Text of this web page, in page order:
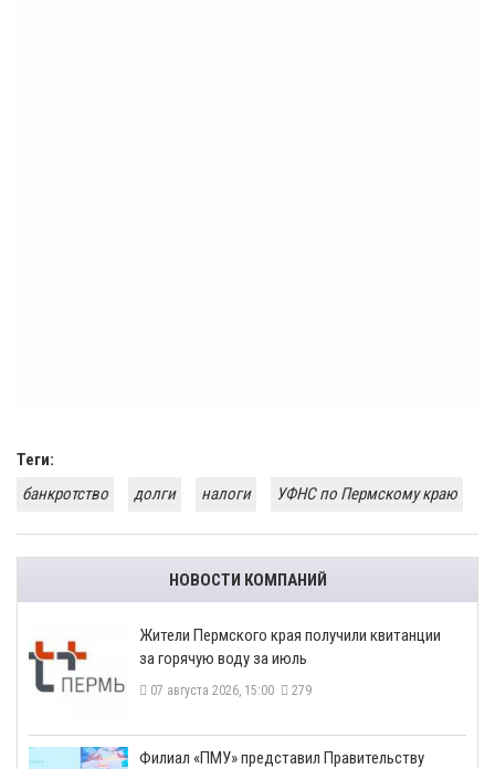
Теги:
банкротство
долги налоги УФНС по Пермскому краю
НОВОСТИ КОМПАНИЙ
​Жители Пермского края получили квитанции
за горячую воду за июль
07 августа 2026, 15:00 279
​Филиал «ПМУ» представил Правительству